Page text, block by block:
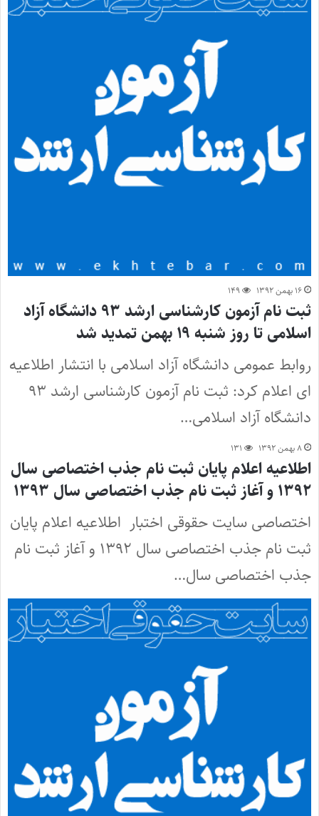
۱۶ بهمن ۱۳۹۲ ۱۴۹
ثبت نام آزمون کارشناسی ارشد ۹۳ دانشگاه آزاد
اسلامی تا روز شنبه ۱۹ بهمن تمدید شد
روابط عمومی دانشگاه آزاد اسلامی با انتشار اطلاعیه
ای اعلام کرد: ثبت نام آزمون کارشناسی ارشد ۹۳
دانشگاه آزاد اسلامی…
۸ بهمن ۱۳۹۲ ۱۳۱
اطلاعیه اعلام پایان ثبت نام جذب اختصاصی سال
۱۳۹۲ و آغاز ثبت نام جذب اختصاصی سال ۱۳۹۳
اختصاصی سایت حقوقی اختبار اطلاعیه اعلام پایان
ثبت نام جذب اختصاصی سال ۱۳۹۲ و آغاز ثبت نام
جذب اختصاصی سال…